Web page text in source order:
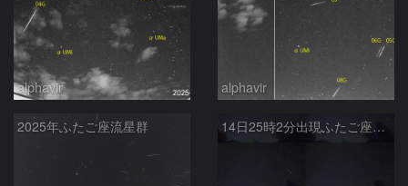
alphavir alphavir
2025年ふたご座流星群 14日25時2分出現ふたご座群大流星(全行程)